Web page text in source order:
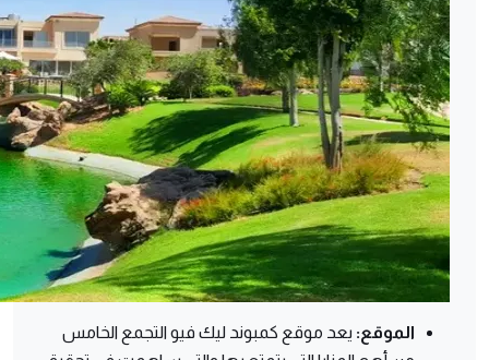
الموقع: يعد موقع كمبوند ليك فيو التجمع الخامس